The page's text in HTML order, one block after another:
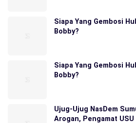
Siapa Yang Gembosi
Bobby?
Siapa Yang Gembosi
Bobby?
Ujug-Ujug NasDem
Arogan, Pengamat